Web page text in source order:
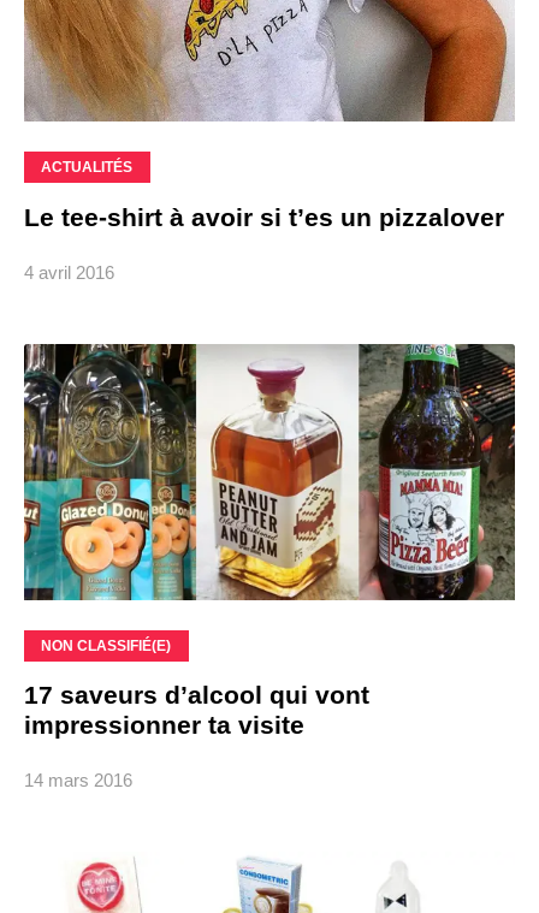
ACTUALITÉS
Le tee-shirt à avoir si t’es un pizzalover
4 avril 2016
NON CLASSIFIÉ(E)
17 saveurs d’alcool qui vont
impressionner ta visite
14 mars 2016